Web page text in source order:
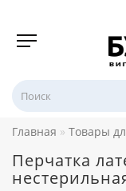
Главная Товары
Перчатка